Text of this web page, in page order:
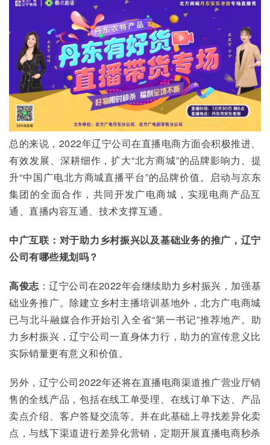
总的来说，2022年辽宁公司在直播电商方面会积极推进、
有效发展、深耕细作，扩大“北方商城”的品牌影响力、提
升“中国广电北方商城直播平台”的品牌价值。启动与京东
集团的全面合作，共同开发广电商城，实现电商产品互
通、直播内容互通、技术支撑互通。
中广互联：对于助力乡村振兴以及基础业务的推广，辽宁
公司有哪些规划吗？
高俊志：辽宁公司在2022年会继续助力乡村振兴，加强基
础业务推广。除建立乡村主播培训基地外，北方广电商城
已与北斗融媒合作开始引入全省“第一书记”推荐地产。助
力乡村振兴，辽宁公司一直身体力行，助力的宣传意义比
实际销量更有意义和价值。
另外，辽宁公司2022年还将在直播电商渠道推广营业厅销
售的全线产品，包括在线工单受理、在线订单下达、产品
卖点介绍、客户答疑交流等。并在此基础上寻找差异化卖
点，与线下渠道进行差异化营销，定期开展直播电商秒杀